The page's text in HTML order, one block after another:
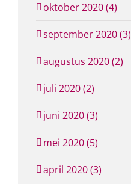
oktober 2020 (4)
september 2020 (3)
augustus 2020 (2)
juli 2020 (2)
juni 2020 (3)
mei 2020 (5)
april 2020 (3)